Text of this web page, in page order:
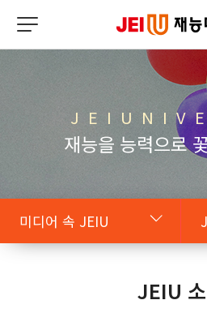
J E I U N I V
재능을 능력으로
미디어 속 JEIU
JEIU